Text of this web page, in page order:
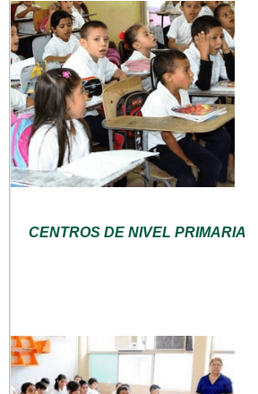
CENTROS DE NIVEL PRIMARIA